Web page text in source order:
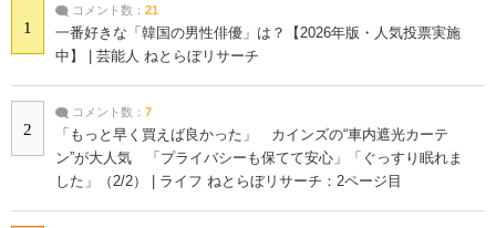
1
コメント数： 21
一番好きな「韓国の男性俳優」は？【2026年版・人気投票実施
中】 | 芸能人 ねとらぼリサーチ
2
コメント数： 7
「もっと早く買えば良かった」 カインズの“車内遮光カーテ
ン”が大人気 「プライバシーも保てて安心」「ぐっすり眠れま
した」（2/2） | ライフ ねとらぼリサーチ：2ページ目